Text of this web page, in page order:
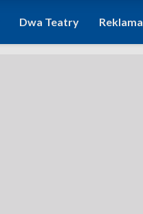
Dwa Teatry Reklama